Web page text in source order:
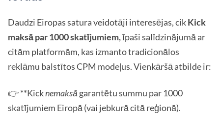
Daudzi Eiropas satura veidotāji interesējas, cikKick
maksā par 1000 skatījumiem,īpaši salīdzinājumā ar
citām platformām, kas izmanto tradicionālos
reklāmu balstītos CPM modeļus. Vienkāršā atbilde ir:
👉 **Kicknemaksā garantētu summu par 1000
skatījumiem Eiropā (vai jebkurā citā reģionā).